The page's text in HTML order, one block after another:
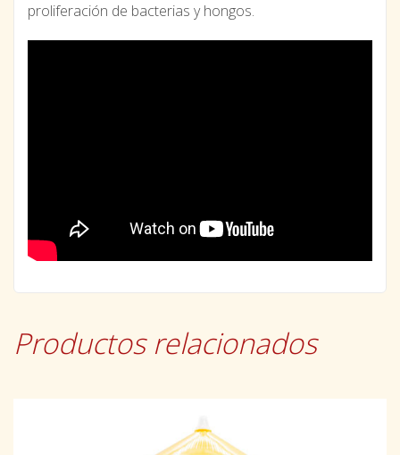
proliferación de bacterias y hongos.
Productos relacionados